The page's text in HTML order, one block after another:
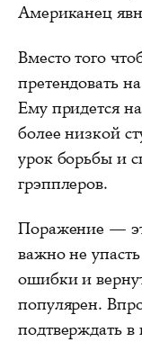
Американец
Вместо того
претендовать
Ему придется
более низкой
урок борьбы и
грэпплеров.
Поражение —
важно не
ошибки и
популярен.
подтверждать в